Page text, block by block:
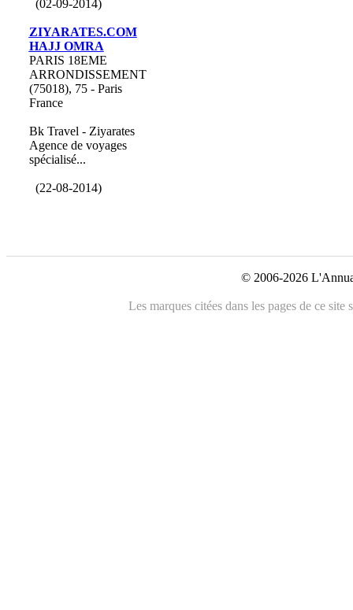
(02-09-2014)
ZIYARATES.COM
HAJJ OMRA
PARIS 18EME
ARRONDISSEMENT
(75018), 75 - Paris
France
Bk Travel - Ziyarates
Agence de voyages
spécialisé...
(22-08-2014)
© 2006-2026
Les marques citées dans les pages de ce